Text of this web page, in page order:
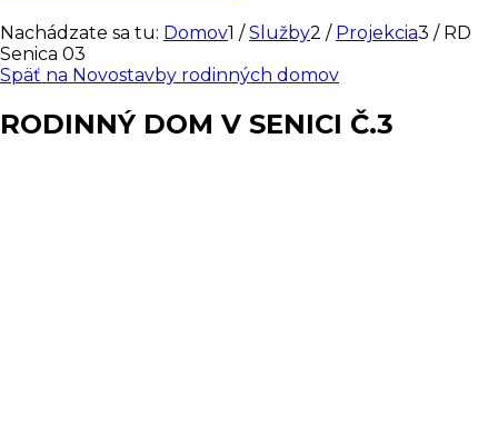
Nachádzate sa tu: Domov1 / Služby2 / Projekcia3 / RD
Senica 03
Späť na Novostavby rodinných domov
RODINNÝ DOM V SENICI Č.3